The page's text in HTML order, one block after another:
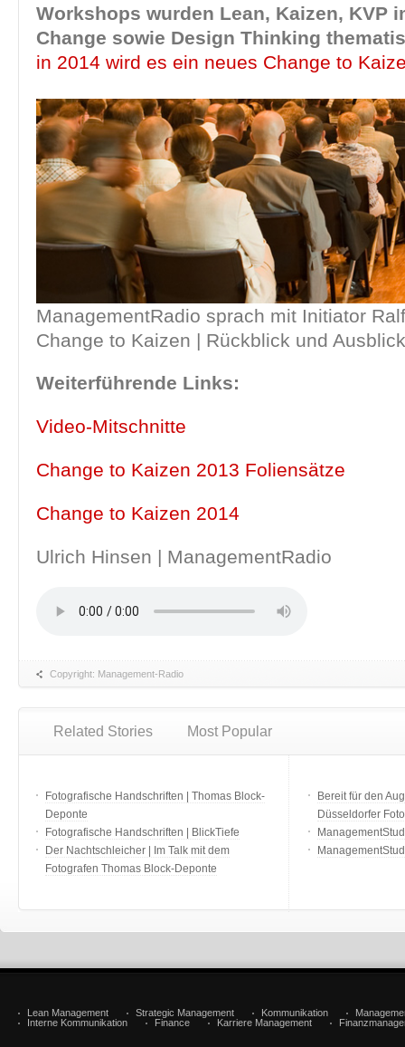
Workshops wurden Lean, Kaizen, KVP
Change sowie Design Thinking
in 2014 wird es ein neues Change to
ManagementRadio sprach mit Initiator
Change to Kaizen | Rückblick und Ausblick
Weiterführende Links:
Video-Mitschnitte
Change to Kaizen 2013 Foliensätze
Change to Kaizen 2014
Ulrich Hinsen | ManagementRadio
Copyright: Management-Radio
Related Stories Most Popular
Fotografische Handschriften | Thomas Block-
Deponte
Fotografische Handschriften | BlickTiefe
Der Nachtschleicher | Im Talk mit dem
Fotografen Thomas Block-Deponte
Bereit für den
Düsseldorfer
Lean Management Strategic Management Kommunikation
Interne Kommunikation
Finance Karriere Management